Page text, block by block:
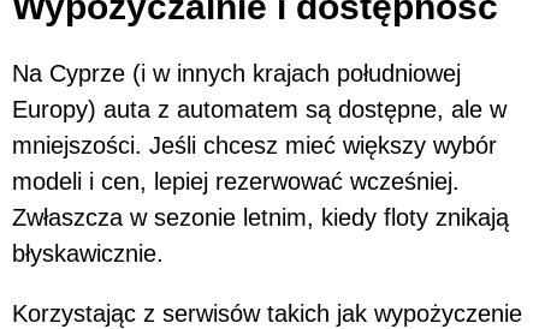
Na Cyprze (i w innych krajach południowej
Europy) auta z automatem są dostępne, ale w
mniejszości. Jeśli chcesz mieć większy wybór
modeli i cen, lepiej rezerwować wcześniej.
Zwłaszcza w sezonie letnim, kiedy floty znikają
błyskawicznie.
Korzystając z serwisów takich jak wypożyczenie